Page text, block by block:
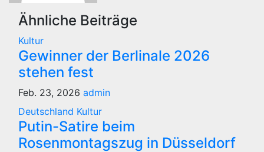
Ähnliche Beiträge
Kultur
Gewinner der Berlinale 2026
stehen fest
Feb. 23, 2026 admin
Deutschland Kultur
Putin-Satire beim
Rosenmontagszug in Düsseldorf